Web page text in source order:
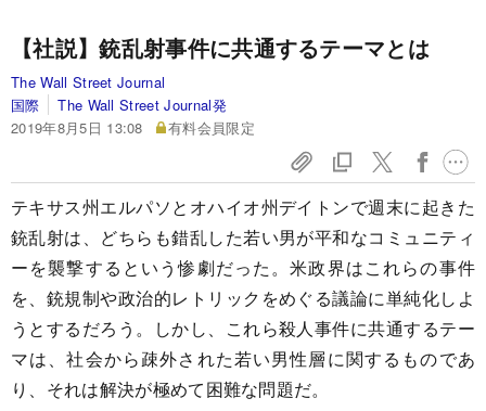
【社説】銃乱射事件に共通するテーマとは
The Wall Street Journal
国際
The Wall Street Journal発
2019年8月5日 13:08
有料会員限定
テキサス州エルパソとオハイオ州デイトンで週末に起きた
銃乱射は、どちらも錯乱した若い男が平和なコミュニティ
ーを襲撃するという惨劇だった。米政界はこれらの事件
を、銃規制や政治的レトリックをめぐる議論に単純化しよ
うとするだろう。しかし、これら殺人事件に共通するテー
マは、社会から疎外された若い男性層に関するものであ
り、それは解決が極めて困難な問題だ。